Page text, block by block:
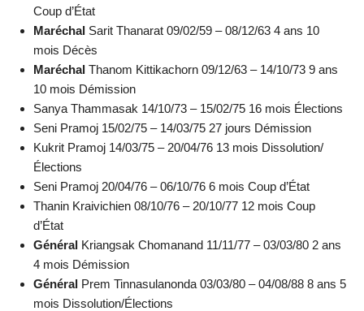
Coup d’État
Maréchal Sarit Thanarat 09/02/59 – 08/12/63 4 ans 10
mois Décès
Maréchal Thanom Kittikachorn 09/12/63 – 14/10/73 9 ans
10 mois Démission
Sanya Thammasak 14/10/73 – 15/02/75 16 mois Élections
Seni Pramoj 15/02/75 – 14/03/75 27 jours Démission
Kukrit Pramoj 14/03/75 – 20/04/76 13 mois Dissolution/
Élections
Seni Pramoj 20/04/76 – 06/10/76 6 mois Coup d’État
Thanin Kraivichien 08/10/76 – 20/10/77 12 mois Coup
d’État
Général Kriangsak Chomanand 11/11/77 – 03/03/80 2 ans
4 mois Démission
Général Prem Tinnasulanonda 03/03/80 – 04/08/88 8 ans 5
mois Dissolution/Élections